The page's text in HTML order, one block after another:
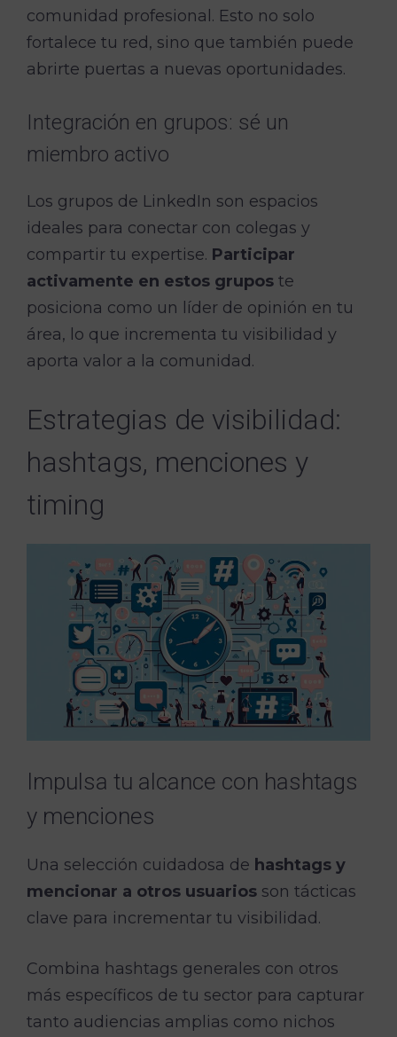
comunidad profesional. Esto no solo
fortalece tu red, sino que también puede
abrirte puertas a nuevas oportunidades.
Integración en grupos: sé un
miembro activo
Los grupos de LinkedIn son espacios
ideales para conectar con colegas y
compartir tu expertise. Participar
activamente en estos grupos te
posiciona como un líder de opinión en tu
área, lo que incrementa tu visibilidad y
aporta valor a la comunidad.
Estrategias de visibilidad:
hashtags, menciones y
timing
Impulsa tu alcance con hashtags
y menciones
Una selección cuidadosa de hashtags y
mencionar a otros usuarios son tácticas
clave para incrementar tu visibilidad.
Combina hashtags generales con otros
más específicos de tu sector para capturar
tanto audiencias amplias como nichos